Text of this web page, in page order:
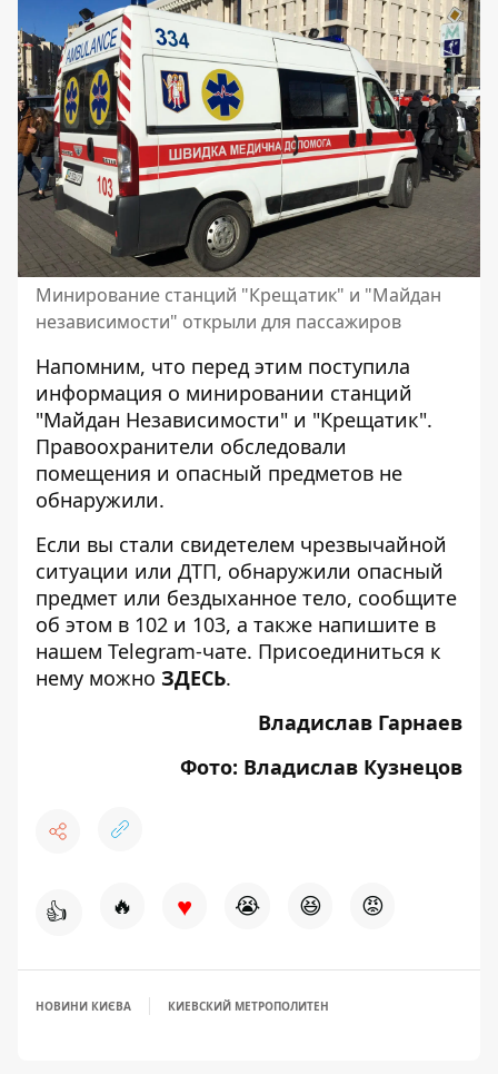
Минирование станций "Крещатик" и "Майдан
независимости" открыли для пассажиров
Напомним, что перед этим поступила
информация о минировании станций
"Майдан Независимости" и "Крещатик".
Правоохранители обследовали
помещения и опасный предметов не
обнаружили.
Если вы стали свидетелем чрезвычайной
ситуации или ДТП, обнаружили опасный
предмет или бездыханное тело, сообщите
об этом в 102 и 103, а также напишите в
нашем Telegram-чате. Присоединиться к
нему можно ЗДЕСЬ.
Владислав Гарнаев
Фото: Владислав Кузнецов
👍 🔥 ♥ 😭 😆 😡
НОВИНИ КИЄВА КИЕВСКИЙ МЕТРОПОЛИТЕН